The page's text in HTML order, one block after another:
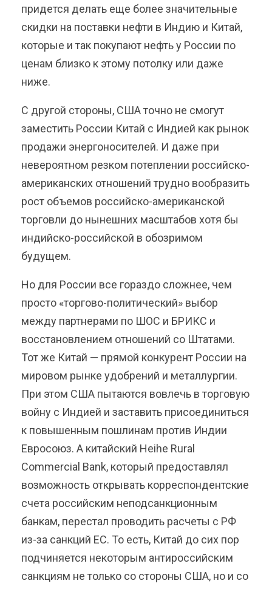
придется делать еще более значительные
скидки на поставки нефти в Индию и Китай,
которые и так покупают нефть у России по
ценам близко к этому потолку или даже
ниже.
С другой стороны, США точно не смогут
заместить России Китай с Индией как рынок
продажи энергоносителей. И даже при
невероятном резком потеплении российско-
американских отношений трудно вообразить
рост объемов российско-американской
торговли до нынешних масштабов хотя бы
индийско-российской в обозримом
будущем.
Но для России все гораздо сложнее, чем
просто «торгово-политический» выбор
между партнерами по ШОС и БРИКС и
восстановлением отношений со Штатами.
Тот же Китай — прямой конкурент России на
мировом рынке удобрений и металлургии.
При этом США пытаются вовлечь в торговую
войну с Индией и заставить присоединиться
к повышенным пошлинам против Индии
Евросоюз. А китайский Heihe Rural
Commercial Bank, который предоставлял
возможность открывать корреспондентские
счета российским неподсанкционным
банкам, перестал проводить расчеты с РФ
из-за санкций ЕС. То есть, Китай до сих пор
подчиняется некоторым антироссийским
санкциям не только со стороны США, но и со